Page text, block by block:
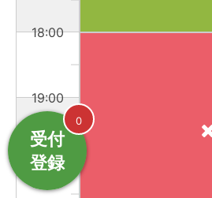
18:00
19:00
20:00
0
受付
登録